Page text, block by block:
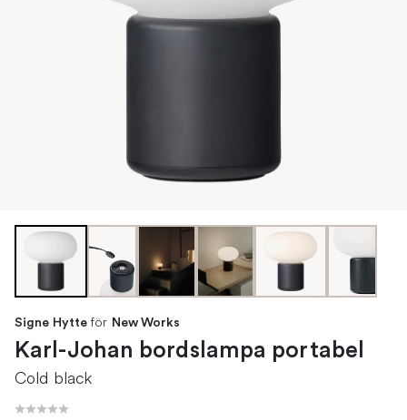
Signe Hytte för New Works
Karl-Johan bordslampa portabel
Cold black